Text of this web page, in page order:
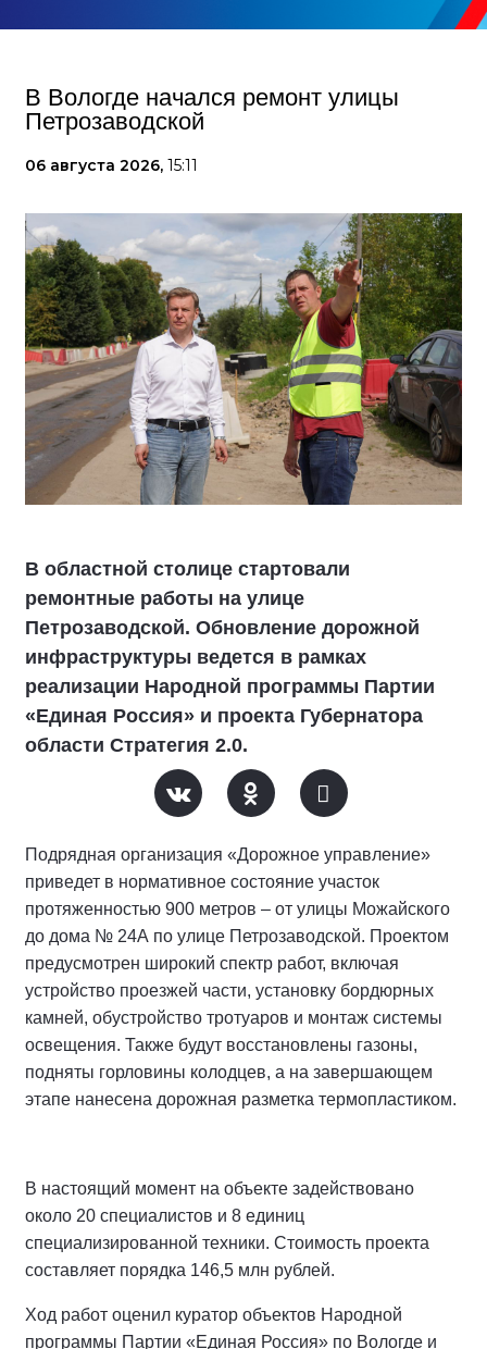
В Вологде начался ремонт улицы
Петрозаводской
06 августа 2026, 15:11
В областной столице стартовали
ремонтные работы на улице
Петрозаводской. Обновление дорожной
инфраструктуры ведется в рамках
реализации Народной программы Партии
«Единая Россия» и проекта Губернатора
области Стратегия 2.0.
Подрядная организация «Дорожное управление»
приведет в нормативное состояние участок
протяженностью 900 метров – от улицы Можайского
до дома № 24А по улице Петрозаводской. Проектом
предусмотрен широкий спектр работ, включая
устройство проезжей части, установку бордюрных
камней, обустройство тротуаров и монтаж системы
освещения. Также будут восстановлены газоны,
подняты горловины колодцев, а на завершающем
этапе нанесена дорожная разметка термопластиком.
В настоящий момент на объекте задействовано
около 20 специалистов и 8 единиц
специализированной техники. Стоимость проекта
составляет порядка 146,5 млн рублей.
Ход работ оценил куратор объектов Народной
программы Партии «Единая Россия» по Вологде и